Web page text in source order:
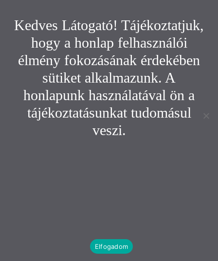
Kedves Látogató! Tájékoztatjuk,
hogy a honlap felhasználói
élmény fokozásának érdekében
sütiket alkalmazunk. A
honlapunk használatával ön a
tájékoztatásunkat tudomásul
veszi.
Elfogadom